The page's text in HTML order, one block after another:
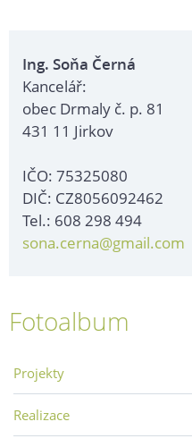
Ing. Soňa Černá
Kancelář:
obec Drmaly č. p. 81
431 11 Jirkov
IČO: 75325080
DIČ: CZ8056092462
Tel.: 608 298 494
sona.cerna@gmail.com
Fotoalbum
Projekty
Realizace